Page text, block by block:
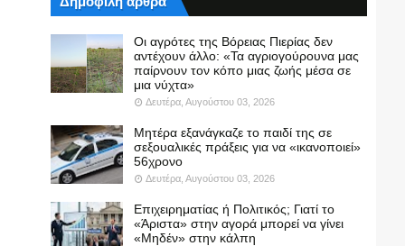
Οι αγρότες της Βόρειας Πιερίας δεν
αντέχουν άλλο: «Τα αγριογούρουνα μας
παίρνουν τον κόπο μιας ζωής μέσα σε
μια νύχτα»
Δευτέρα, Αυγούστου 03, 2026
Μητέρα εξανάγκαζε το παιδί της σε
σεξουαλικές πράξεις για να «ικανοποιεί»
56χρονο
Δευτέρα, Αυγούστου 03, 2026
Επιχειρηματίας ή Πολιτικός; Γιατί το
«Άριστα» στην αγορά μπορεί να γίνει
«Μηδέν» στην κάλπη